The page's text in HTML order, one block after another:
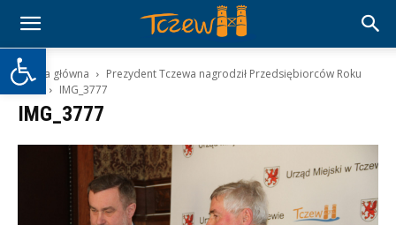
Otwórz pasek narzędzi
Strona główna
Prezydent Tczewa nagrodził Przedsiębiorców Roku
2021
IMG_3777
IMG_3777